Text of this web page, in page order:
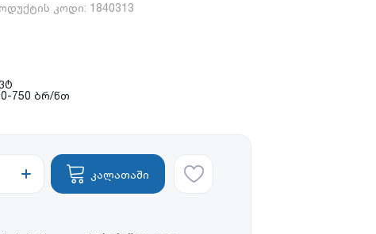
კოდი: 1840313
750 ბრ/წთ
კალათაში